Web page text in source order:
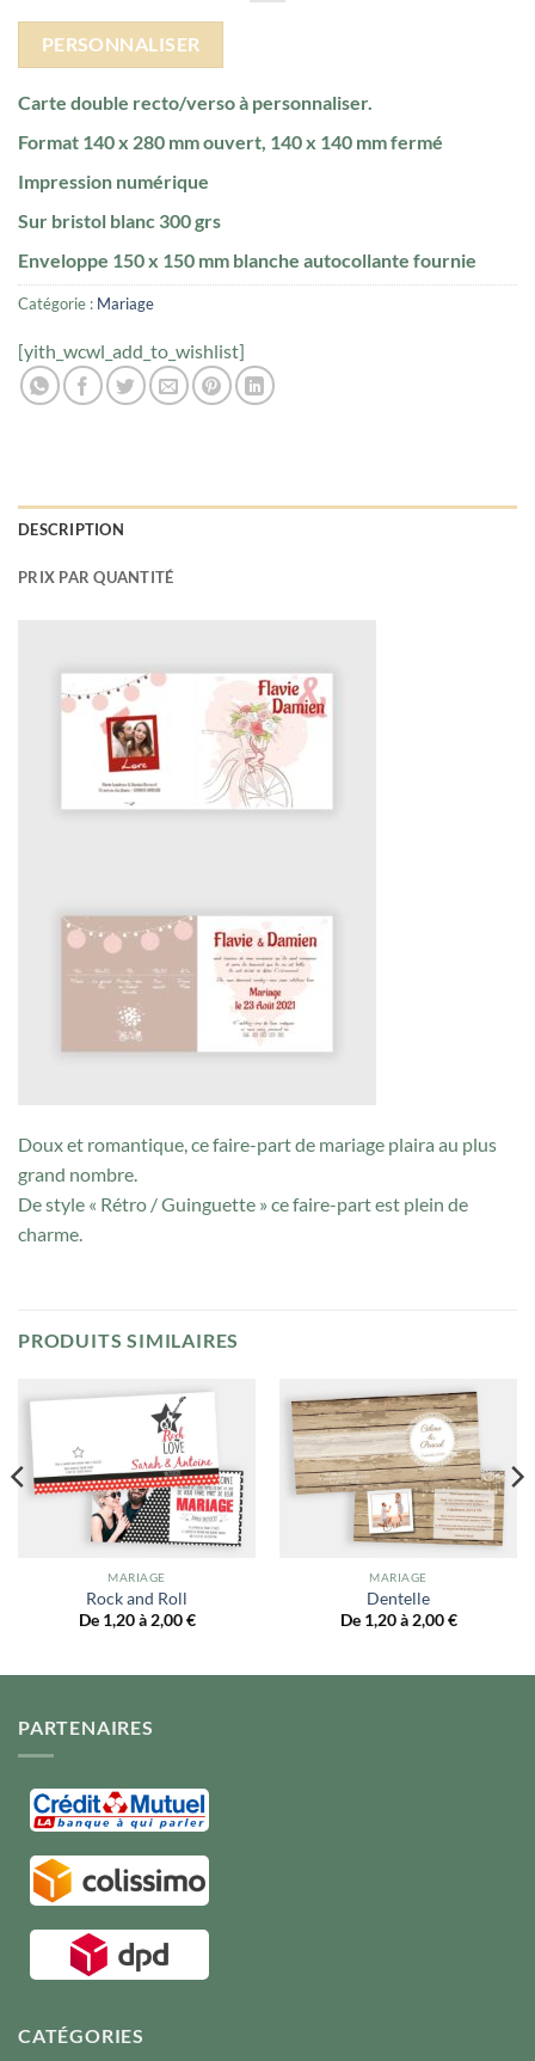
PERSONNALISER
Carte double recto/verso à personnaliser.
Format 140 x 280 mm ouvert, 140 x 140 mm fermé
Impression numérique
Sur bristol blanc 300 grs
Enveloppe 150 x 150 mm blanche autocollante fournie
Catégorie : Mariage
[yith_wcwl_add_to_wishlist]
DESCRIPTION
PRIX PAR QUANTITÉ
Doux et romantique, ce faire-part de mariage plaira au plus
grand nombre.
De style « Rétro / Guinguette » ce faire-part est plein de
charme.
PRODUITS SIMILAIRES
MARIAGE
Rock and Roll
De 1,20 à 2,00€
MARIAGE
Dentelle
De 1,20 à 2,00€
PARTENAIRES
CATÉGORIES